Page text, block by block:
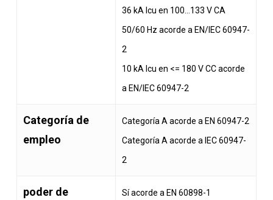
36 kA Icu en 100…133 V CA
50/60 Hz acorde a EN/IEC 60947-
2
10 kA Icu en <= 180 V CC acorde
a EN/IEC 60947-2
Categoría de
empleo
Categoría A acorde a EN 60947-2
Categoría A acorde a IEC 60947-
2
poder de Sí acorde a EN 60898-1